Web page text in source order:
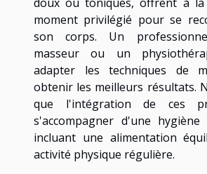
doux ou toniques, offrent à
moment privilégié pour se
son corps. Un
masseur ou un
adapter les techniques de
obtenir les meilleurs résultats.
que l'intégration de ces
s'accompagner d'une
incluant une alimentation
activité physique régulière.